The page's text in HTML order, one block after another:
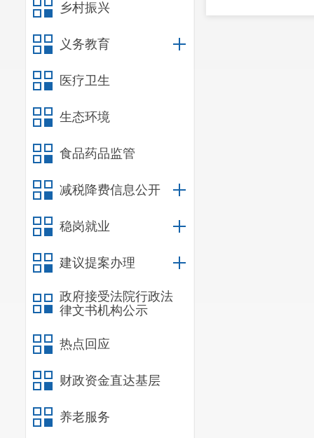
乡村振兴
义务教育
医疗卫生
生态环境
食品药品监管
减税降费信息公开
稳岗就业
建议提案办理
政府接受法院行政法
律文书机构公示
热点回应
财政资金直达基层
养老服务